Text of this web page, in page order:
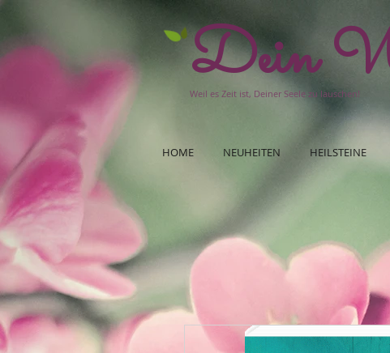
Dein
Weil es Zeit ist, Deiner Seele zu lauschen!
HOME NEUHEITEN HEILSTEINE